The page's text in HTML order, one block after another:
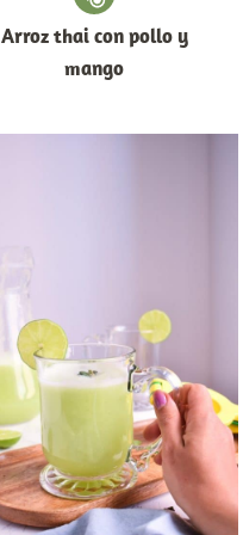
Arroz thai con pollo y
mango